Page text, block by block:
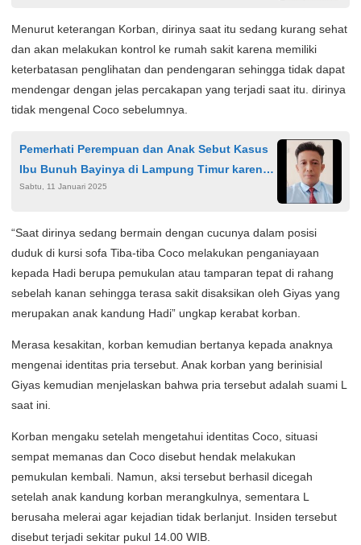
Menurut keterangan Korban, dirinya saat itu sedang kurang sehat
dan akan melakukan kontrol ke rumah sakit karena memiliki
keterbatasan penglihatan dan pendengaran sehingga tidak dapat
mendengar dengan jelas percakapan yang terjadi saat itu. dirinya
tidak mengenal Coco sebelumnya.
Pemerhati Perempuan dan Anak Sebut Kasus
Ibu Bunuh Bayinya di Lampung Timur karena
ada Faktor Penelantaran
Sabtu, 11 Januari 2025
“Saat dirinya sedang bermain dengan cucunya dalam posisi
duduk di kursi sofa Tiba-tiba Coco melakukan penganiayaan
kepada Hadi berupa pemukulan atau tamparan tepat di rahang
sebelah kanan sehingga terasa sakit disaksikan oleh Giyas yang
merupakan anak kandung Hadi” ungkap kerabat korban.
Merasa kesakitan, korban kemudian bertanya kepada anaknya
mengenai identitas pria tersebut. Anak korban yang berinisial
Giyas kemudian menjelaskan bahwa pria tersebut adalah suami L
saat ini.
Korban mengaku setelah mengetahui identitas Coco, situasi
sempat memanas dan Coco disebut hendak melakukan
pemukulan kembali. Namun, aksi tersebut berhasil dicegah
setelah anak kandung korban merangkulnya, sementara L
berusaha melerai agar kejadian tidak berlanjut. Insiden tersebut
disebut terjadi sekitar pukul 14.00 WIB.